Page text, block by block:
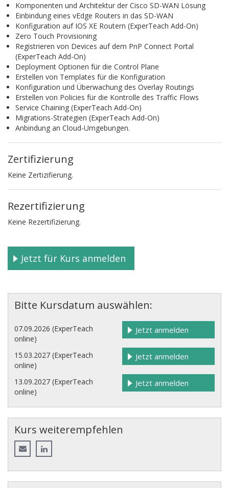
Komponenten und Architektur der Cisco SD-WAN Lösung
Einbindung eines vEdge Routers in das SD-WAN
Konfiguration auf IOS XE Routern (ExperTeach Add-On)
Zero Touch Provisioning
Registrieren von Devices auf dem PnP Connect Portal
(ExperTeach Add-On)
Deployment Optionen für die Control Plane
Erstellen von Templates für die Konfiguration
Konfiguration und Überwachung des Overlay Routings
Erstellen von Policies für die Kontrolle des Traffic Flows
Service Chaining (ExperTeach Add-On)
Migrations-Strategien (ExperTeach Add-On)
Anbindung an Cloud-Umgebungen.
Zertifizierung
Keine Zertizifierung.
Rezertifizierung
Keine Rezertifizierung.
Jetzt für Kurs anmelden
Bitte Kursdatum auswählen:
07.09.2026 (ExperTeach
online)
Jetzt anmelden
15.03.2027 (ExperTeach
online)
Jetzt anmelden
13.09.2027 (ExperTeach
online)
Jetzt anmelden
Kurs weiterempfehlen